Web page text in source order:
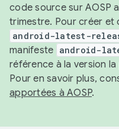
code source sur AOSP
trimestre. Pour créer et
android-latest-
manifeste android-
référence à la version la
Pour en savoir plus,
apportées à AOSP.